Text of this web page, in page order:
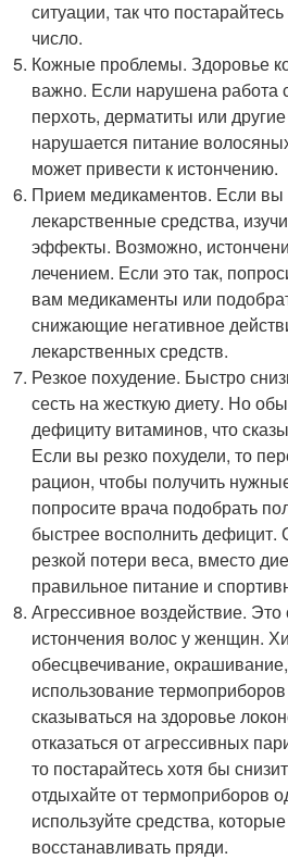
ситуации, так что
число.
Кожные проблемы. Здоровье
важно. Если нарушена работа
перхоть, дерматиты или
нарушается питание
может привести к истончению.
Прием медикаментов. Если вы
лекарственные средства,
эффекты. Возможно,
лечением. Если это так,
вам медикаменты или
снижающие негативное
лекарственных средств.
Резкое похудение. Быстро
сесть на жесткую диету. Но
дефициту витаминов, что
Если вы резко похудели, то
рацион, чтобы получить
попросите врача подобрать
быстрее восполнить дефицит.
резкой потери веса, вместо
правильное питание и
Агрессивное воздействие.
истончения волос у женщин.
обесцвечивание,
использование
сказываться на здоровье
отказаться от агрессивных
то постарайтесь хотя бы
отдыхайте от термоприборов
используйте средства,
восстанавливать пряди.